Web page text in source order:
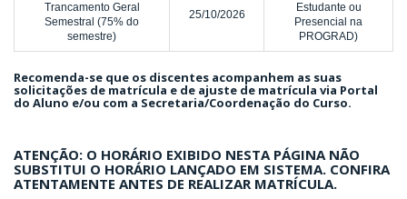
Trancamento Geral
Semestral (75% do
semestre)
25/10/2026
Estudante ou
Presencial na
PROGRAD)
Recomenda-se que os discentes acompanhem as suas
solicitações de matrícula e de ajuste de matrícula via Portal
do Aluno e/ou com a Secretaria/Coordenação do Curso.
ATENÇÃO: O HORÁRIO EXIBIDO NESTA PÁGINA NÃO
SUBSTITUI O HORÁRIO LANÇADO EM SISTEMA. CONFIRA
ATENTAMENTE ANTES DE REALIZAR MATRÍCULA.